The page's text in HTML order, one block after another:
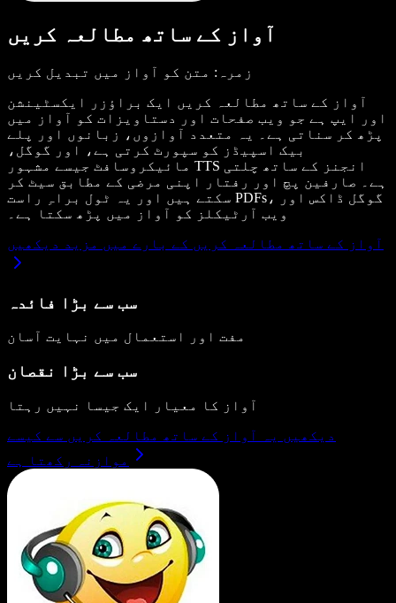
آواز کے ساتھ مطالعہ کریں
زمرہ: متن کو آواز میں تبدیل کریں
آواز کے ساتھ مطالعہ کریں ایک براؤزر ایکسٹینشن
اور ایپ ہے جو ویب صفحات اور دستاویزات کو آواز میں
پڑھ کر سناتی ہے۔ یہ متعدد آوازوں، زبانوں اور پلے
بیک اسپیڈز کو سپورٹ کرتی ہے، اور گوگل،
مائیکروسافٹ جیسے مشہور TTS انجنز کے ساتھ چلتی
ہے۔ صارفین پچ اور رفتار اپنی مرضی کے مطابق سیٹ کر
سکتے ہیں اور یہ ٹول براہِ راست PDFs، گوگل ڈاکس اور
ویب آرٹیکلز کو آواز میں پڑھ سکتا ہے۔
آواز کے ساتھ مطالعہ کریں کے بارے میں مزید دیکھیں
سب سے بڑا فائدہ
مفت اور استعمال میں نہایت آسان
سب سے بڑا نقصان
آواز کا معیار ایک جیسا نہیں رہتا
دیکھیں یہ آواز کے ساتھ مطالعہ کریں سے کیسے
موازنہ رکھتا ہے